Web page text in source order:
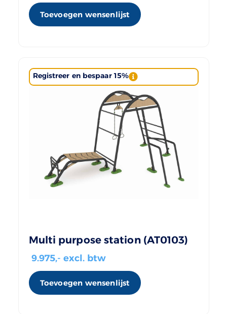
Toevoegen wensenlijst
Registreer en bespaar 15%
Multi purpose station (AT0103)
9.975,- excl. btw
Toevoegen wensenlijst